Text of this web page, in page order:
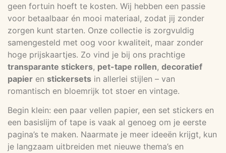
geen fortuin hoeft te kosten. Wij hebben een passie
voor betaalbaar én mooi materiaal, zodat jij zonder
zorgen kunt starten. Onze collectie is zorgvuldig
samengesteld met oog voor kwaliteit, maar zonder
hoge prijskaartjes. Zo vind je bij ons prachtige
transparante stickers, pet-tape rollen, decoratief
papier en stickersets in allerlei stijlen – van
romantisch en bloemrijk tot stoer en vintage.
Begin klein: een paar vellen papier, een set stickers en
een basislijm of tape is vaak al genoeg om je eerste
pagina’s te maken. Naarmate je meer ideeën krijgt, kun
je langzaam uitbreiden met nieuwe thema’s en